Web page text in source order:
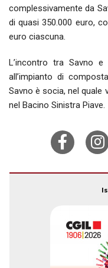
complessivamente da
di quasi 350.000 euro,
euro ciascuna.
L’incontro tra Savno
all’impianto di
Savno è socia, nel
nel Bacino Sinistra Piave.